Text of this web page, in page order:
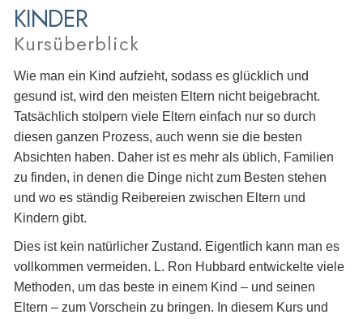
KINDER
Kursüberblick
Wie man ein Kind aufzieht, sodass es glücklich und
gesund ist, wird den meisten Eltern nicht beigebracht.
Tatsächlich stolpern viele Eltern einfach nur so durch
diesen ganzen Prozess, auch wenn sie die besten
Absichten haben. Daher ist es mehr als üblich, Familien
zu finden, in denen die Dinge nicht zum Besten stehen
und wo es ständig Reibereien zwischen Eltern und
Kindern gibt.
Dies ist kein natürlicher Zustand. Eigentlich kann man es
vollkommen vermeiden. L. Ron Hubbard entwickelte viele
Methoden, um das beste in einem Kind – und seinen
Eltern – zum Vorschein zu bringen. In diesem Kurs und